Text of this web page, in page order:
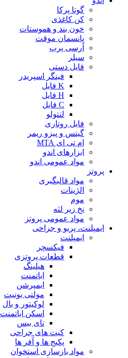
گوتا پرکا
کن کاغذی
خون بند و هموستات
پانسمان موقت
آرسی پرپ
سیلر
فایل دستی
فینگر اسپریدر
K فایل
H فایل
C فایل
لنتولو
فایل روتاری
گیتس و پیزو ریمر
ام تی ای MTA
ابزارهای اندو
مواد عمومی اندو
پروتز
مواد قالبگیری
الژینات
موم
نخ زیر لثه
مواد عمومی پروتز
ایمپلنت، پریو و جراحی
ایمپلنت
فیکسچر
قطعات پروتزی
هیلینگ
اباتمنت
ایمپرشن
مولتی یونیت
لوکیتور و بال
اسکن اباتمنت
تای بیس
کیت های جراحی
پکیج ها و آفر ها
مواد بازسازی استخوان